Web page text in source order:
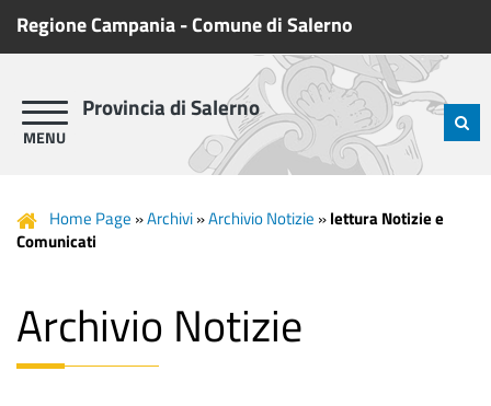
Regione Campania-Comune di Salerno
Provincia di Salerno
Home Page »Archivi»Archivio Notizie »lettura Notizie e
Comunicati
Archivio Notizie